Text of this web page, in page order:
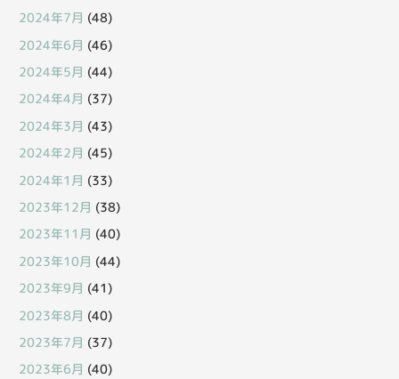
2024年7月 (48)
2024年6月 (46)
2024年5月 (44)
2024年4月 (37)
2024年3月 (43)
2024年2月 (45)
2024年1月 (33)
2023年12月 (38)
2023年11月 (40)
2023年10月 (44)
2023年9月 (41)
2023年8月 (40)
2023年7月 (37)
2023年6月 (40)